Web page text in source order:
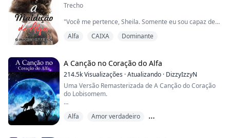
Trecho
"Você me pertence, Sheila. Somente eu sou capaz de
pertencem. Sua alma e seu corpo são todos meus!"
Alfa Killian Reid, o Alfa mais temido de todo o Norte,
rico, poderoso e amplamente temido no mundo
sobrenatural, era a inveja de todas as outras alcateias.
Acreditava-se que ele tinha tudo... poder, fama, riqueza
e o favor da de...
Alfa CAIXA Dominante
A Canção no Coração do Alfa
214.5kVisualizações ·Atualizando · DizzyIzzyN
Uma Versão Remasterizada de A Canção do Coração
do Lobisomem.
passatempo favorito de sua família é torturá-la.
Alfa
Amor verdadeiro